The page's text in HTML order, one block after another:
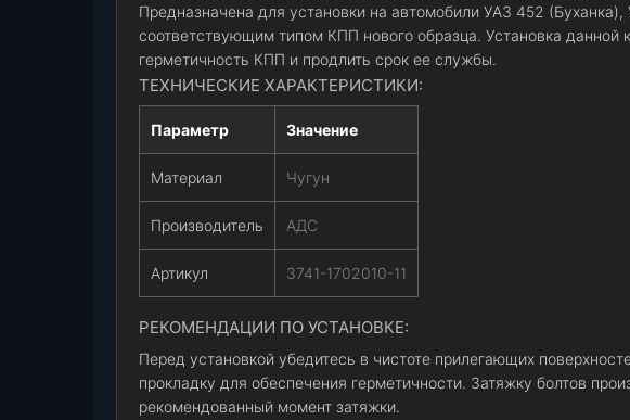
Предназначена для установки на автомобили УАЗ 452
соответствующим типом КПП нового образца. Установка данной
герметичность КПП и продлить срок ее службы.
ТЕХНИЧЕСКИЕ ХАРАКТЕРИСТИКИ:
Параметр Значение
Материал Чугун
Производитель АДС
Артикул 3741-1702010-11
РЕКОМЕНДАЦИИ ПО УСТАНОВКЕ:
Перед установкой убедитесь в чистоте прилегающих
прокладку для обеспечения герметичности. Затяжку болтов
рекомендованный момент затяжки.